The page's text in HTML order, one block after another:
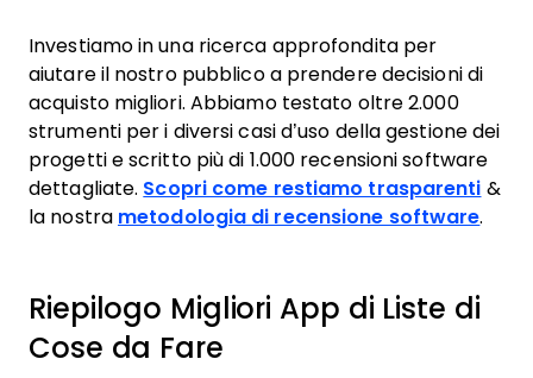
Investiamo in una ricerca approfondita per
aiutare il nostro pubblico a prendere decisioni di
acquisto migliori. Abbiamo testato oltre 2.000
strumenti per i diversi casi d’uso della gestione dei
progetti e scritto più di 1.000 recensioni software
dettagliate. Scopri come restiamo trasparenti &
la nostra metodologia di recensione software.
Riepilogo Migliori App di Liste di
Cose da Fare